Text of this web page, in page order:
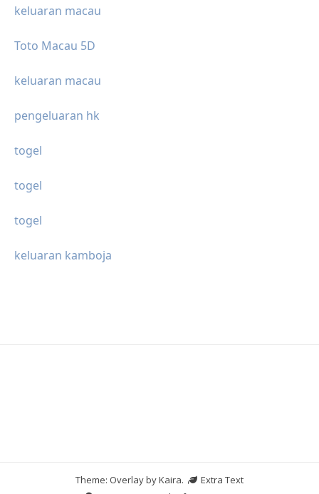
keluaran macau
Toto Macau 5D
keluaran macau
pengeluaran hk
togel
togel
togel
keluaran kamboja
Theme: Overlay byKaira.
Extra Text